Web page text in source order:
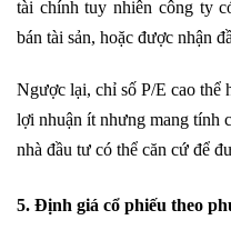
tài chính tuy nhiên công ty
bán tài sản, hoặc được nhận
Ngược lại, chỉ số P/E cao thể
lợi nhuận ít nhưng mang tính
nhà đầu tư có thể căn cứ để
5. Định giá cổ phiếu theo